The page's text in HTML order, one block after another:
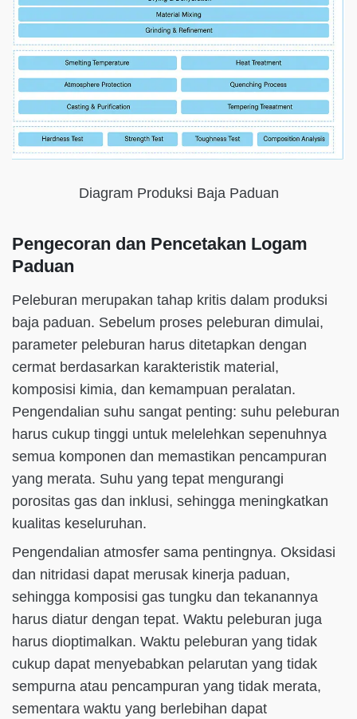
Diagram Produksi Baja Paduan
Pengecoran dan Pencetakan Logam
Paduan
Peleburan merupakan tahap kritis dalam produksi
baja paduan. Sebelum proses peleburan dimulai,
parameter peleburan harus ditetapkan dengan
cermat berdasarkan karakteristik material,
komposisi kimia, dan kemampuan peralatan.
Pengendalian suhu sangat penting: suhu peleburan
harus cukup tinggi untuk melelehkan sepenuhnya
semua komponen dan memastikan pencampuran
yang merata. Suhu yang tepat mengurangi
porositas gas dan inklusi, sehingga meningkatkan
kualitas keseluruhan.
Pengendalian atmosfer sama pentingnya. Oksidasi
dan nitridasi dapat merusak kinerja paduan,
sehingga komposisi gas tungku dan tekanannya
harus diatur dengan tepat. Waktu peleburan juga
harus dioptimalkan. Waktu peleburan yang tidak
cukup dapat menyebabkan pelarutan yang tidak
sempurna atau pencampuran yang tidak merata,
sementara waktu yang berlebihan dapat